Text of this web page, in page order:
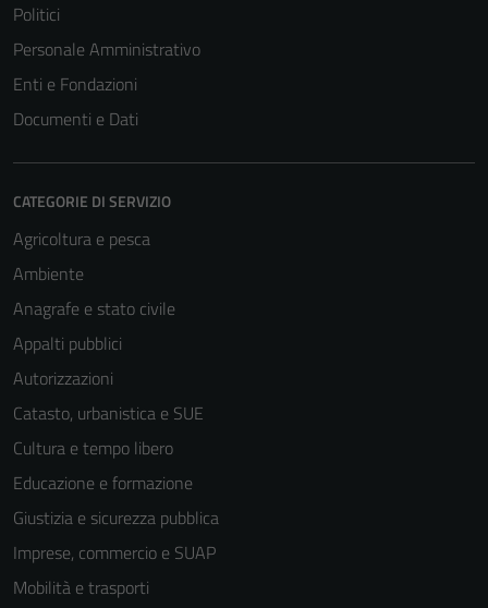
Politici
Personale Amministrativo
Enti e Fondazioni
Documenti e Dati
CATEGORIE DI SERVIZIO
Agricoltura e pesca
Ambiente
Anagrafe e stato civile
Appalti pubblici
Autorizzazioni
Catasto, urbanistica e SUE
Cultura e tempo libero
Educazione e formazione
Giustizia e sicurezza pubblica
Imprese, commercio e SUAP
Mobilità e trasporti